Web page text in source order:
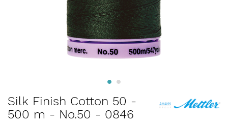
Zum
Anfang
der
Silk Finish Cotton 50 -
500 m - No.50 - 0846